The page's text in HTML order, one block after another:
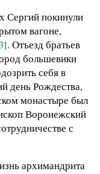
Сергий покинули
вагоне,
. Отъезд братьев
большевики
себя в
день Рождества,
монастыре был
Воронежский
с
архимандрита